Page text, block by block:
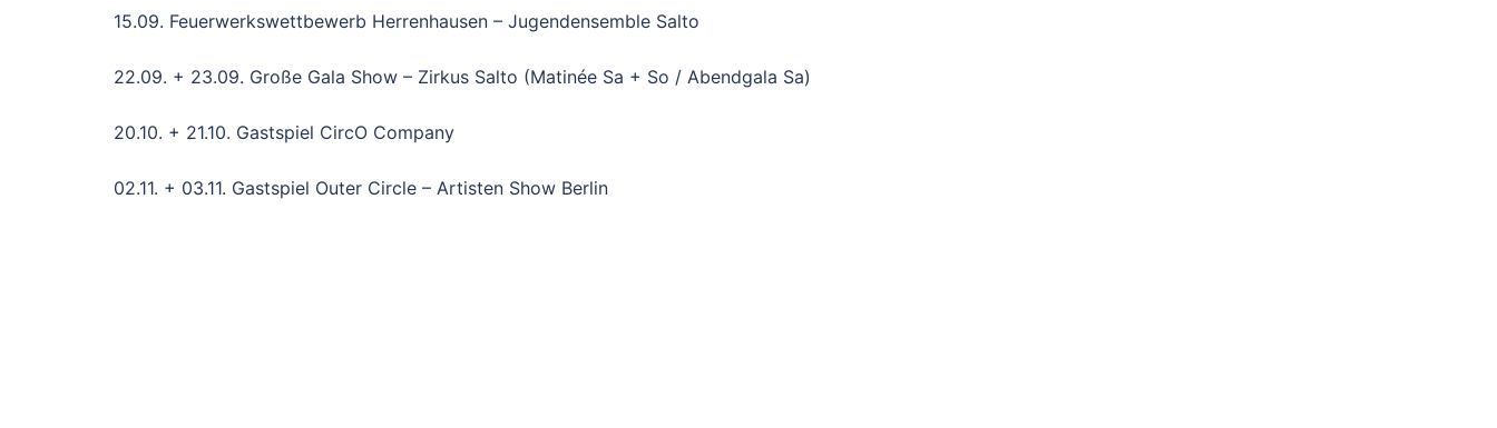
15.09. Feuerwerkswettbewerb Herrenhausen – Jugendensemble Salto
22.09. + 23.09. Große Gala Show – Zirkus Salto (Matinée Sa + So / Abendgala Sa)
20.10. + 21.10. Gastspiel CircO Company
02.11. + 03.11. Gastspiel Outer Circle – Artisten Show Berlin